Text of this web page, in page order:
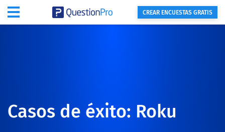
CREAR ENCUESTAS GRATIS
Casos de éxito: Roku